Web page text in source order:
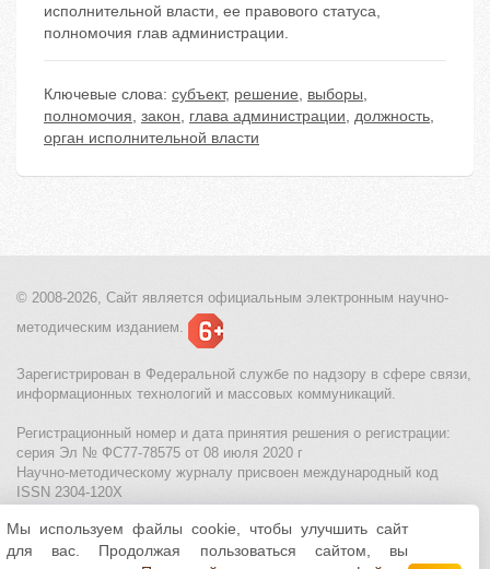
исполнительной власти, ее правового статуса,
полномочия глав администрации.
Ключевые слова: субъект, решение, выборы,
полномочия, закон, глава администрации, должность,
орган исполнительной власти
© 2008-2026, Сайт является официальным электронным научно-
методическим изданием.
Зарегистрирован в Федеральной службе по надзору в сфере связи,
информационных технологий и массовых коммуникаций.
Регистрационный номер и дата принятия решения о регистрации:
серия Эл № ФС77-78575 от 08 июля 2020 г
Научно-методическому журналу присвоен международный код
ISSN 2304-120X
МЦИТО|Школьные олимпиады и онлайн конкурсы для детей
Политика использования файлов cookie| Политика обработки и
Мы используем файлы cookie, чтобы улучшить сайт
для вас. Продолжая пользоваться сайтом, вы